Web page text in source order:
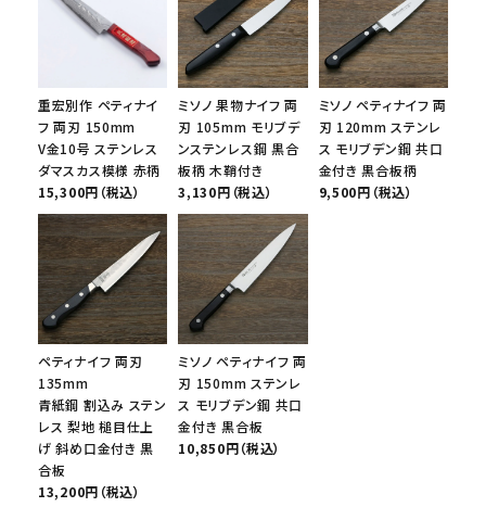
重宏別作 ペティナイ
フ 両刃 150mm
V金10号 ステンレス
ダマスカス模様 赤柄
15,300円（税込）
ミソノ 果物ナイフ 両
刃 105mm モリブデ
ンステンレス鋼 黒合
板柄 木鞘付き
3,130円（税込）
ミソノ ペティナイフ 両
刃 120mm ステンレ
ス モリブデン鋼 共口
金付き 黒合板柄
9,500円（税込）
ペティナイフ 両刃
135mm
青紙鋼 割込み ステン
レス 梨地 槌目仕上
げ 斜め口金付き 黒
合板
13,200円（税込）
ミソノ ペティナイフ 両
刃 150mm ステンレ
ス モリブデン鋼 共口
金付き 黒合板
10,850円（税込）